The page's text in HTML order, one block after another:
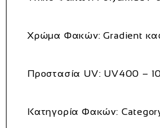
Χρώμα Φακών: Gradient
Προστασία UV: UV400 –
Κατηγορία Φακών: